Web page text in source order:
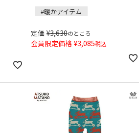
#暖かアイテム
定価 ¥3,630のところ
会員限定価格 ¥3,085税込